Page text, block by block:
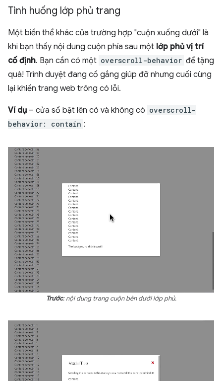
Tình huống lớp phủ trang
Một biến thể khác của trường hợp "cuộn xuống dưới" là
khi bạn thấy nội dung cuộn phía sau một lớp phủ vị trí
cố định. Bạn cần có một overscroll-behavior để tặng
quà! Trình duyệt đang cố gắng giúp đỡ nhưng cuối cùng
lại khiến trang web trông có lỗi.
Ví dụ – cửa sổ bật lên có và không có overscroll-
behavior: contain :
Trước: nội dung trang cuộn bên dưới lớp phủ.